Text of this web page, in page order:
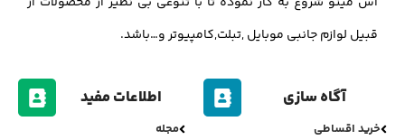
قبیل لوازم جانبی موبایل ,تبلت,کامپیوتر و…باشد.
آگاه سازی
خرید اقساطی
اطلاعات مفید
مجله